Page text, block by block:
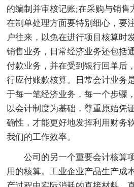
的编制并审核记账;在采购与销售
在制单处理方面要特别细心，要
户往来，以免在进行项目核算时
销售业务，日常经济业务还包括
付款业务，并在受到银行回单后
行应付账款核算。日常会计业务
于每一笔经济业务，每一个步骤
以会计制度为基础，尊重原始凭
确性，才能更好地发挥利用财务
我们的工作效率。
公司的另一个重要会计核算
用的核算。工业企业产品生产成